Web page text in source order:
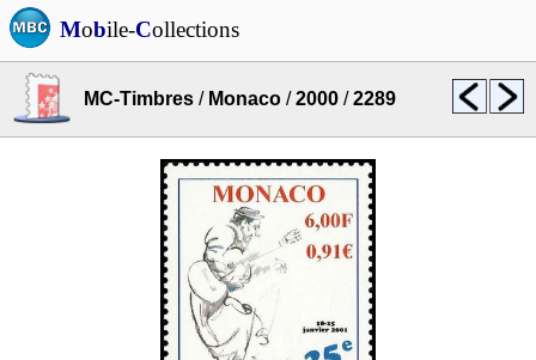
Mobile-Collections
MC-Timbres / Monaco /2000 /2289